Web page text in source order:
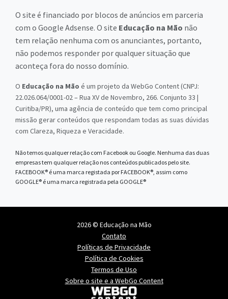
O site é financiado por blocos de anúncios em parceria
com o Google Adsense. O site Educação na Mão não
tem relação nenhuma com os anunciantes, portanto,
não podemos responder por qualquer situação que
aconteça fora do nosso domínio.
O Educação na Mão é um projeto da WebGo Content (CNPJ:
22.026.064/0001-02 – Rua XV de Novembro, 266. Conjunto 33 |
Curitiba/PR), uma agência de conteúdo que tem como principal
missão gerar conteúdos que respondam todas as suas dúvidas
com Clareza, Riqueza e Veracidade.
Não temos qualquer relação com Facebook ou Google. Nenhuma das duas
empresas tem qualquer relação nos conteúdos publicados pelo site.
FACEBOOK® é uma marca registada por FACEBOOK®, assim como
GOOGLE® é uma marca registrada pela GOOGLE®
2026 © Educação na Mão
Contato
Políticas de Privacidade
Política de Cookies
Termos de Uso
Sobre o site e a WebGo Content